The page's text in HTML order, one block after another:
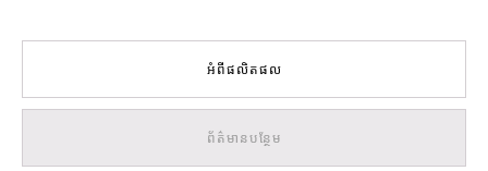
អំពីផលិតផល
ព័ត៌មានបន្ថែម